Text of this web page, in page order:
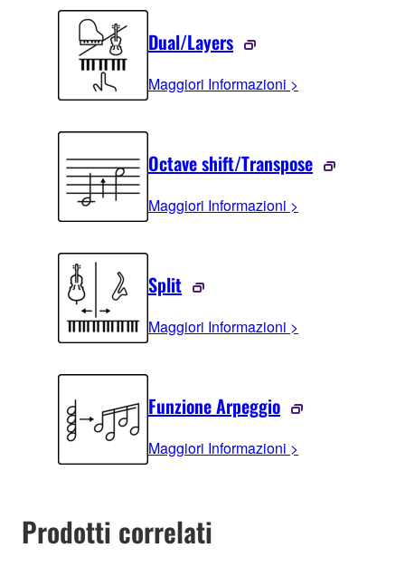
Dual/Layers
Maggiori Informazioni >
Octave shift/Transpose
Maggiori Informazioni >
Split
Maggiori Informazioni >
Funzione Arpeggio
Maggiori Informazioni >
Prodotti correlati